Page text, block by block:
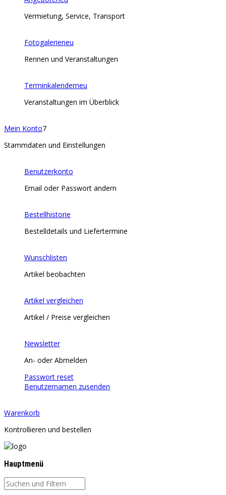
Vermietung, Service, Transport
Fotogalerieneu
Rennen und Veranstaltungen
Terminkalenderneu
Veranstaltungen im Überblick
Mein Konto7
Stammdaten und Einstellungen
Benutzerkonto
Email oder Passwort ändern
Bestellhistorie
Bestelldetails und Liefertermine
Wunschlisten
Artikel beobachten
Artikel vergleichen
Artikel / Preise vergleichen
Newsletter
An- oder Abmelden
Passwort reset
Benutzernamen zusenden
Warenkorb
Kontrollieren und bestellen
Hauptmenü